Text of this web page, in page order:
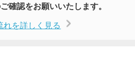
確認をお願いいたします。
れを詳しく見る